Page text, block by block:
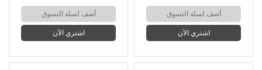
أضف لسلة التسوق
اشتري الآن
أضف لسلة التسوق
اشتري الآن